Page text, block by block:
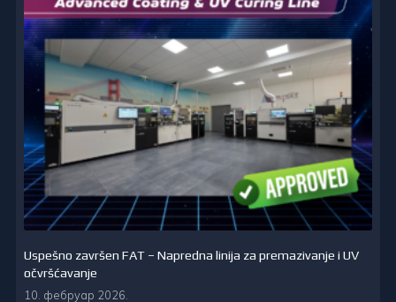
Uspešno završen FAT – Napredna linija za premazivanje i UV
očvršćavanje
10. фебруар 2026.